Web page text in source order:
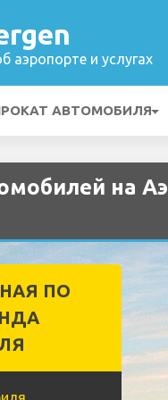
аэропорте и услугах
АВТОМОБИЛЯ
на
ПО